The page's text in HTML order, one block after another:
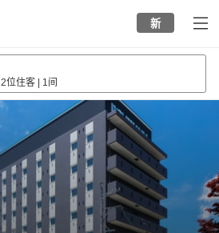
新
2位住客 1间